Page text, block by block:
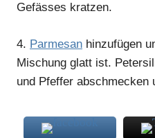
Gefässes kratzen.
4. Parmesan hinzufügen
Mischung glatt ist.
und Pfeffer abschmecken